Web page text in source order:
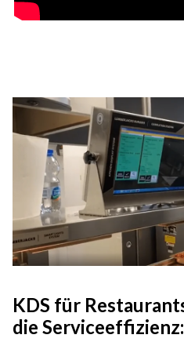
KDS für
die Serviceeffizienz: